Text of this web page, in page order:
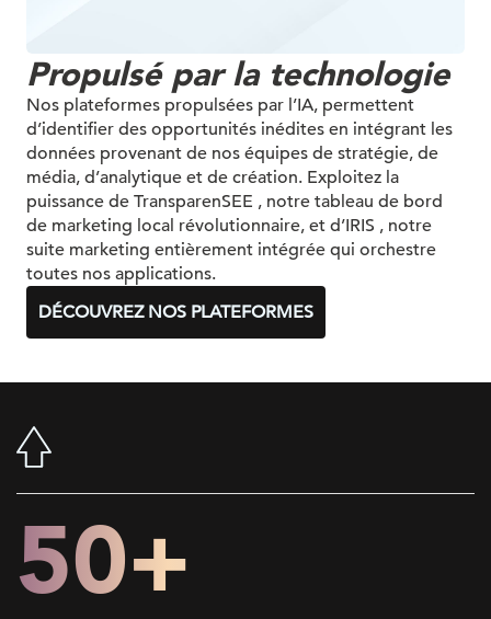
Propulsé par la technologie
Nos plateformes propulsées par l’IA, permettent
d’identifier des opportunités inédites en intégrant les
données provenant de nos équipes de stratégie, de
média, d’analytique et de création. Exploitez la
puissance de TransparenSEE , notre tableau de bord
de marketing local révolutionnaire, et d’IRIS , notre
suite marketing entièrement intégrée qui orchestre
toutes nos applications.
DÉCOUVREZ NOS PLATEFORMES
50+